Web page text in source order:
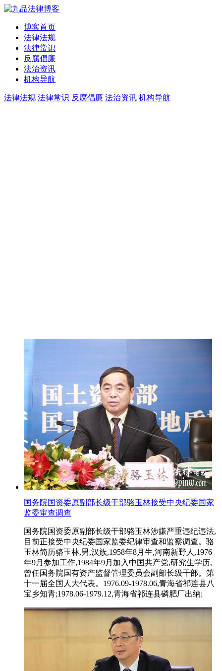
博客首页
法律法规
法律常识
反腐倡廉
法治资讯
机构导航
法律法规 法律常识 反腐倡廉 法治资讯 机构导航
国务院国资委原副部长级干部骆玉林接受中央纪委国家
监委审查调查
国务院国资委原副部长级干部骆玉林涉嫌严重违纪违法,
目前正接受中央纪委国家监委纪律审查和监察调查。骆
玉林简历骆玉林,男,汉族,1958年8月生,河南新野人,1976
年9月参加工作,1984年9月加入中国共产党,研究生学历,
曾任国务院国有资产监督管理委员会副部长级干部。第
十一届全国人大代表。1976.09-1978.06,青海省祁连县八
宝乡知青;1978.06-1979.12,青海省祁连县磷肥厂出纳;